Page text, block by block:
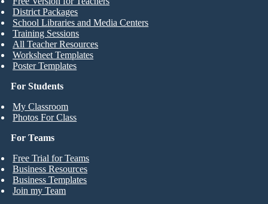
For Students
My Classroom
Photos For Class
District Packages
School Libraries and Media Centers
Training Sessions
All Teacher Resources
Worksheet Templates
Poster Templates
For Teams
Free Trial for Teams
Business Resources
Business Templates
Join my Team